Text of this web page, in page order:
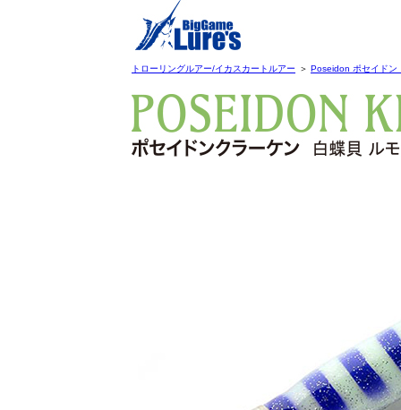
トローリングルアー/イカスカートルアー ＞ Poseidon ポセイドン